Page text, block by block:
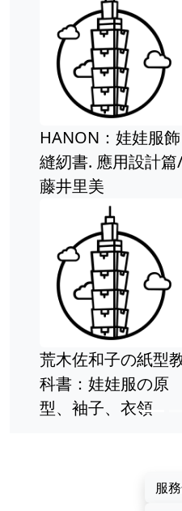
HANON：娃娃服飾
縫紉書. 應用設計篇/
藤井里美
荒木佐和子の紙型教
科書：娃娃服の原
型、袖子、衣領